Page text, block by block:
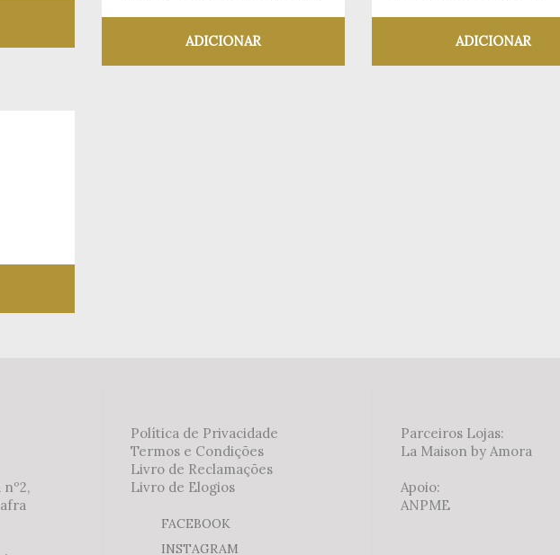
ADICIONAR ADICIONAR
Política de Privacidade
Termos e Condições
Livro de Reclamações
Livro de Elogios
FACEBOOK
INSTAGRAM
Parceiros Lojas:
La Maison by Amora
Apoio:
ANPME